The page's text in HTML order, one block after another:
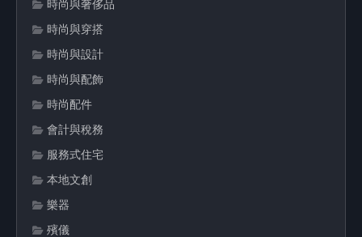
時尚與奢侈品
時尚與穿搭
時尚與設計
時尚與配飾
時尚配件
會計與稅務
服務式住宅
本地文創
樂器
殯儀